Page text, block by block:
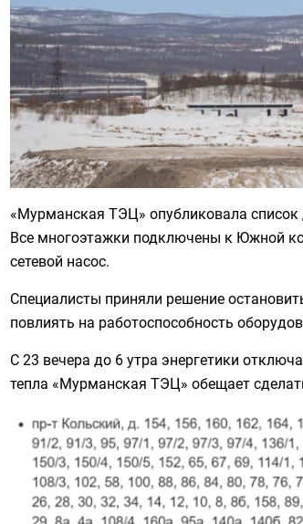
«Мурманская ТЭЦ» опубликовала список
Все многоэтажки подключены к Южной
сетевой насос.
Специалисты приняли решение
повлиять на работоспособность
С 23 вечера до 6 утра энергетики
тепла «Мурманская ТЭЦ» обещает